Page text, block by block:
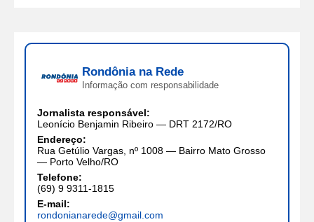
Rondônia na Rede
Informação com responsabilidade
Jornalista responsável:
Leonício Benjamin Ribeiro — DRT 2172/RO
Endereço:
Rua Getúlio Vargas, nº 1008 — Bairro Mato Grosso
— Porto Velho/RO
Telefone:
(69) 9 9311-1815
E-mail:
rondonianarede@gmail.com